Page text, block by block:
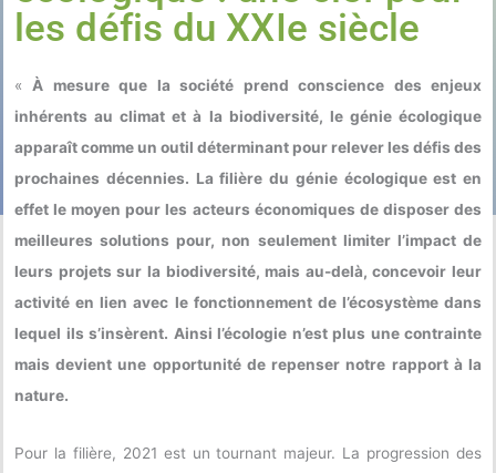
les défis du XXIe siècle
« À mesure que la société prend conscience des enjeux
inhérents au climat et à la biodiversité, le génie écologique
apparaît comme un outil déterminant pour relever les défis des
prochaines décennies. La filière du génie écologique est en
effet le moyen pour les acteurs économiques de disposer des
meilleures solutions pour, non seulement limiter l’impact de
leurs projets sur la biodiversité, mais au-delà, concevoir leur
activité en lien avec le fonctionnement de l’écosystème dans
lequel ils s’insèrent. Ainsi l’écologie n’est plus une contrainte
mais devient une opportunité de repenser notre rapport à la
nature.
Pour la filière, 2021 est un tournant majeur. La progression des